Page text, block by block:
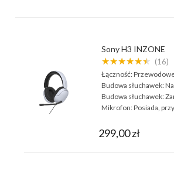
Sony H3 INZONE
★★★★★★ (16)
Łączność:
Budowa słuchawek:
Budowa słuchawek:
Mikrofon:Posiada,
299,00 zł